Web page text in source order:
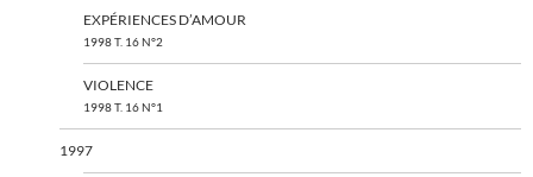
EXPÉRIENCES D’AMOUR
1998 T. 16 N°2
VIOLENCE
1998 T. 16 N°1
1997